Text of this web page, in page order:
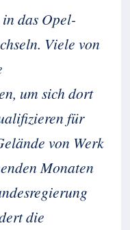
das Opel-
Viele von
um sich dort
für
von Werk
Monaten
die